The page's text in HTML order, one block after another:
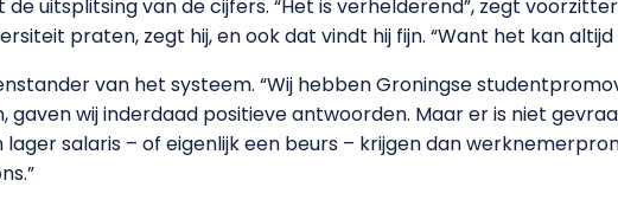
de uitsplitsing van de cijfers. “Het is verhelderend”, zegt
praten, zegt hij, en ook dat vindt hij fijn. “Want het kan altijd
van het systeem. “Wij hebben Groningse
gaven wij inderdaad positieve antwoorden. Maar er is niet
lager salaris – of eigenlijk een beurs – krijgen dan